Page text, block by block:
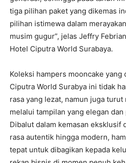
tiga pilihan paket yang dikemas
pilihan istimewa dalam
musim gugur”, jelas Jeffry
Hotel Ciputra World Surabaya.
Koleksi hampers mooncake
Ciputra World Surabya ini tidak
rasa yang lezat, namun juga turut
melalui tampilan yang elegan
Dibalut dalam kemasan eksklusif
rasa autentik hingga modern,
tepat untuk dibagikan kepada